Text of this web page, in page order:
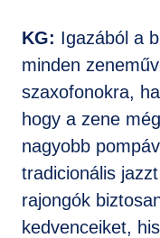
KG: Igazából a
minden
szaxofonokra,
hogy a zene
nagyobb
tradicionális
rajongók
kedvenceiket,